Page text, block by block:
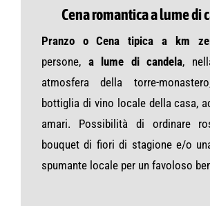
Cena romantica a lume di
Pranzo o Cena tipica a km
persone, a lume di candela,
atmosfera della torre-
bottiglia di vino locale della casa,
amari. Possibilità di ordinare
bouquet di fiori di stagione e/o
spumante locale per un favoloso